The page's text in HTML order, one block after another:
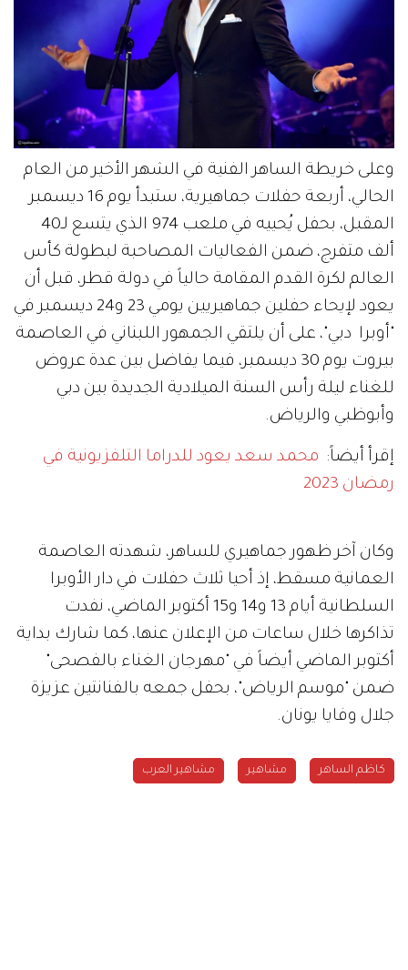
وعلى خريطة الساهر الفنية في الشهر الأخير من العام
الحالي، أربعة حفلات جماهيرية، ستبدأ يوم 16 ديسمبر
المقبل، بحفل يُحييه في ملعب 974 الذي يتسع لـ40
ألف متفرج، ضمن الفعاليات المصاحبة لبطولة كأس
العالم لكرة القدم المقامة حالياً في دولة قطر، قبل أن
يعود لإيحاء حفلين جماهيريين يومي 23 و24 ديسمبر في
"أوبرا دبي"، على أن يلتقي الجمهور اللبناني في العاصمة
بيروت يوم 30 ديسمبر، فيما يفاضل بين عدة عروض
للغناء ليلة رأس السنة الميلادية الجديدة بين دبي
وأبوظبي والرياض.
إقرأ أيضاً: محمد سعد يعود للدراما التلفزيونية في
رمضان 2023
وكان آخر ظهور جماهيري للساهر، شهدته العاصمة
العمانية مسقط، إذ أحيا ثلاث حفلات في دار الأوبرا
السلطانية أيام 13 و14 و15 أكتوبر الماضي، نفدت
تذاكرها خلال ساعات من الإعلان عنها، كما شارك بداية
أكتوبر الماضي أيضاً في "مهرجان الغناء بالفصحى"
ضمن "موسم الرياض"، بحفل جمعه بالفنانتين عزيزة
جلال وفايا يونان.
كاظم الساهر مشاهير مشاهير العرب